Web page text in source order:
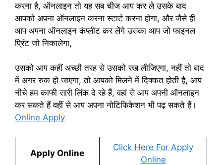
करना है, ऑनलाइन तो यह सब चीज आप कर ले उसके बाद
आपको अपना ऑनलाइन करना स्टार्ट करना होगा, और जैसे ही
आप अपना ऑनलाइन कंप्लीट कर लेंगे उसका आप जो फाइनल
प्रिंट जो निकालेगा,
उसको आप कहीं अच्छी तरह से उसको रख लीजिएगा, नहीं तो बाद
में अगर रुक हो जाएगा, तो आपको मिलने में दिक्कत होती है, आप
नीचे हम काफी सारी लिंक दे रहे हैं, वहां से आप अपनी ऑनलाइन
कर सकते हैं वहीं से आप अपना नोटिफिकेशन भी पढ़ सकते हैं।
Online Apply
Apply Online
Click Here For Apply
Online